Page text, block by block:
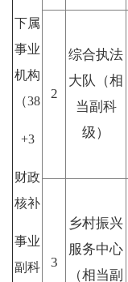
下属
事业
机构
（38
+3
财政
核补
事业
副科
2
综合执法
大队（相
当副科
级）
3
乡村振兴
服务中心
（相当副